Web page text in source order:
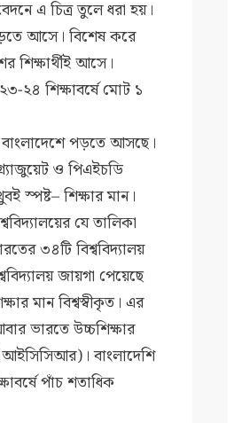
এ চিত্র তুলে ধরা হয়।
আসে। বিশেষ করে
আসে।
২৪ শিক্ষাবর্ষে মোট ১
বাংলাদেশে পড়তে আসছে।
ও পিএইচডি
স্পষ্ট– শিক্ষার মান।
যে তালিকা
৩৪টি বিশ্ববিদ্যালয়
জায়গা পেয়েছে
মান বিশ্বস্বীকৃত। এর
ভারতে উচ্চশিক্ষার
বাংলাদেশি
পাঁচ শতাধিক